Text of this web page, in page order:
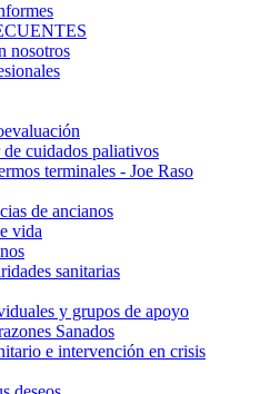
nosotros
cuidados paliativos
terminales - Joe Raso
de ancianos
vida
sanitarias
y grupos de apoyo
Sanados
e intervención en crisis